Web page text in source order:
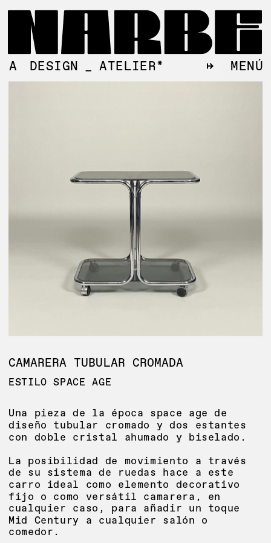
CAMARERA TUBULAR CROMADA
ESTILO SPACE AGE
Una pieza de la época space age de
diseño tubular cromado y dos estantes
con doble cristal ahumado y biselado.
La posibilidad de movimiento a través
de su sistema de ruedas hace a este
carro ideal como elemento decorativo
fijo o como versátil camarera, en
cualquier caso, para añadir un toque
Mid Century a cualquier salón o
comedor.
↦
A DESIGN ATELIER* MENÚ